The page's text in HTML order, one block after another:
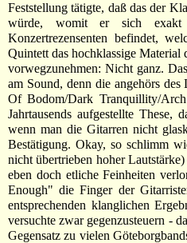
Feststellung tätigte, daß das der
würde, womit er sich exakt
Konzertrezensenten befindet,
Quintett das hochklassige Material
vorwegzunehmen: Nicht ganz.
am Sound, denn die angehörs
Of Bodom/Dark Tranquillity/
Jahrtausends aufgestellte
wenn man die Gitarren nicht
Bestätigung. Okay, so schlimm
nicht übertrieben hoher
eben doch etliche Feinheiten
Enough" die Finger der
entsprechenden klanglichen
versuchte zwar gegenzusteuern -
Gegensatz zu vielen